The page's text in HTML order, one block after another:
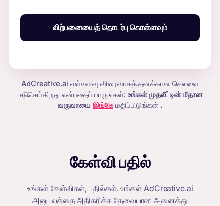
விற்பனையைத் தொடர்பு கொள்ளவும்
AdCreative.ai எவ்வளவு விரைவாகத் தனக்கான செலவை
ஈடுசெய்கிறது என்பதைப் பாருங்கள்: உங்கள் முதலீட்டின் மீதான
வருவாயை இங்கேமதிப்பிடுங்கள் .
கேள்வி பதில்
உங்கள் கேள்விகள், பதில்கள். உங்கள் AdCreative.ai
அனுபவத்தை அதிகரிக்க தேவையான அனைத்து